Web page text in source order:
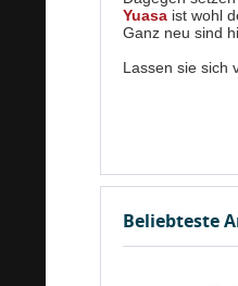
Yuasa ist wohl
Ganz neu sind
Lassen sie sich
Beliebteste